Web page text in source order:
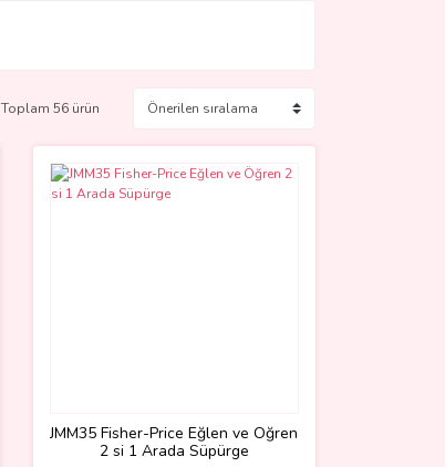
Toplam 56 ürün
JMM35 Fisher-Price Eğlen ve Öğren
2 si 1 Arada Süpürge